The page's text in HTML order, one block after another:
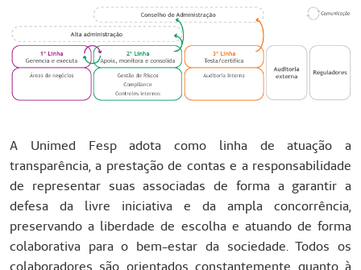
A Unimed Fesp adota como linha de atuação a
transparência, a prestação de contas e a responsabilidade
de representar suas associadas de forma a garantir a
defesa da livre iniciativa e da ampla concorrência,
preservando a liberdade de escolha e atuando de forma
colaborativa para o bem-estar da sociedade. Todos os
colaboradores são orientados constantemente quanto à